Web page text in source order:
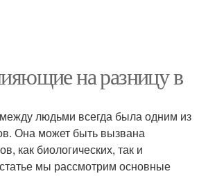
на разницу в
людьми всегда была одним из
Она может быть вызвана
как биологических, так и
мы рассмотрим основные